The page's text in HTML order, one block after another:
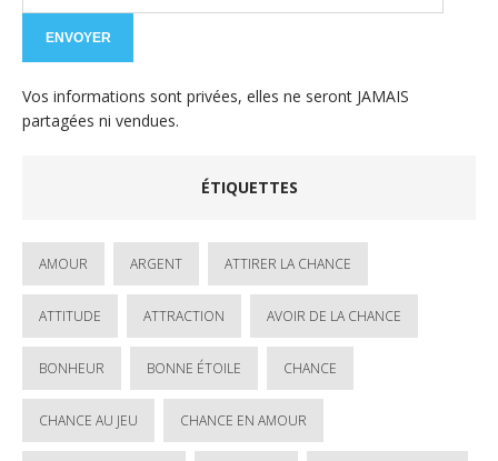
Vos informations sont privées, elles ne seront JAMAIS
partagées ni vendues.
ÉTIQUETTES
AMOUR ARGENT ATTIRER LA CHANCE
ATTITUDE ATTRACTION AVOIR DE LA CHANCE
BONHEUR BONNE ÉTOILE CHANCE
CHANCE AU JEU CHANCE EN AMOUR